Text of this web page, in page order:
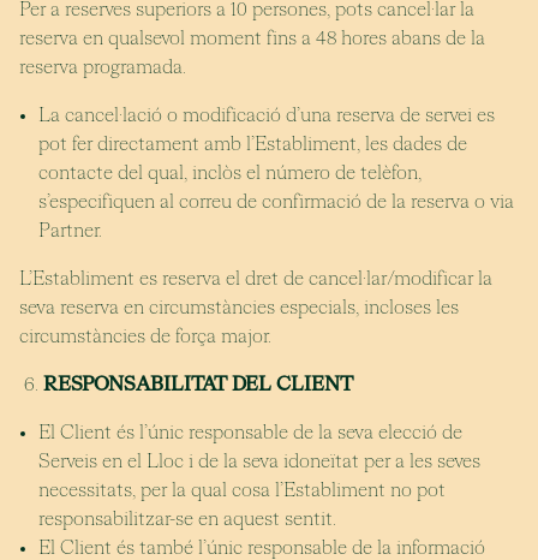
Per a reserves superiors a 10 persones, pots cancel·lar la
reserva en qualsevol moment fins a 48 hores abans de la
reserva programada.
La cancel·lació o modificació d’una reserva de servei es
pot fer directament amb l’Establiment, les dades de
contacte del qual, inclòs el número de telèfon,
s’especifiquen al correu de confirmació de la reserva o via
Partner.
L’Establiment es reserva el dret de cancel·lar/modificar la
seva reserva en circumstàncies especials, incloses les
circumstàncies de força major.
RESPONSABILITAT DEL CLIENT
El Client és l’únic responsable de la seva elecció de
Serveis en el Lloc i de la seva idoneïtat per a les seves
necessitats, per la qual cosa l’Establiment no pot
responsabilitzar-se en aquest sentit.
El Client és també l’únic responsable de la informació